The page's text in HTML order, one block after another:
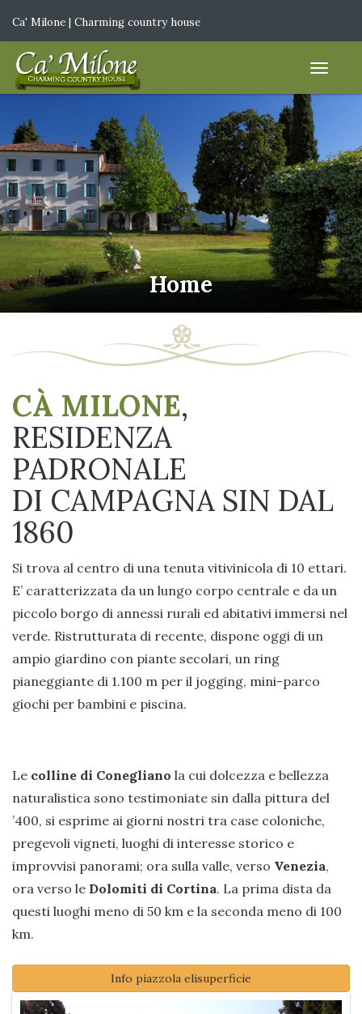
Ca' Milone | Charming country house
Home
CÀ MILONE,
RESIDENZA
PADRONALE
DI CAMPAGNA SIN DAL
1860
Si trova al centro di una tenuta vitivinicola di 10 ettari.
E’ caratterizzata da un lungo corpo centrale e da un
piccolo borgo di annessi rurali ed abitativi immersi nel
verde. Ristrutturata di recente, dispone oggi di un
ampio giardino con piante secolari, un ring
pianeggiante di 1.100 m per il jogging, mini-parco
giochi per bambini e piscina.
Le colline di Conegliano la cui dolcezza e bellezza
naturalistica sono testimoniate sin dalla pittura del
’400, si esprime ai giorni nostri tra case coloniche,
pregevoli vigneti, luoghi di interesse storico e
improvvisi panorami; ora sulla valle, verso Venezia,
ora verso le Dolomiti di Cortina. La prima dista da
questi luoghi meno di 50 km e la seconda meno di 100
km.
Info piazzola elisuperficie